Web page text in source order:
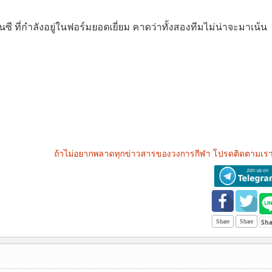
ที่กำลังอยู่ในฟอร์มยอดเยี่ยม คาดว่าทั้งสองทีมไม่น่าจะมาเน้น
ถ้าไม่อยากพลาดทุกข่าวสารของวงการกีฬา โปรดติดตามเร
Share Share